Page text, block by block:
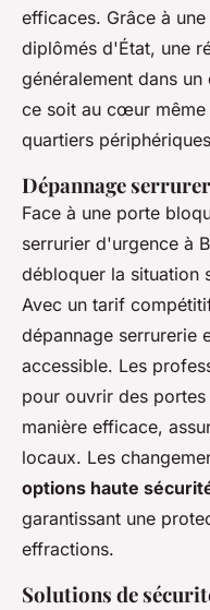
efficaces. Grâce à
diplômés d'État, une
généralement dans un
ce soit au cœur même
quartiers
Dépannage
Face à une porte
serrurier d'urgence à
débloquer la situation
Avec un tarif
dépannage serrurerie
accessible. Les
pour ouvrir des
manière efficace,
locaux. Les
options haute
garantissant une
effractions.
Solutions de